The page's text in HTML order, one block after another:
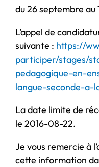
du 26 septembre au
L’appel de
suivante : https://
participer/stages/
pedagogique-en-
langue-seconde-a-
La date limite de
le 2016-08-22.
Je vous remercie à
cette information